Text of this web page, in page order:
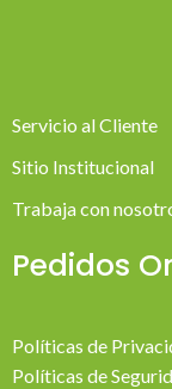
Servicio al Cliente
Sitio Institucional
Trabaja con
Pedidos
Políticas de
Políticas de